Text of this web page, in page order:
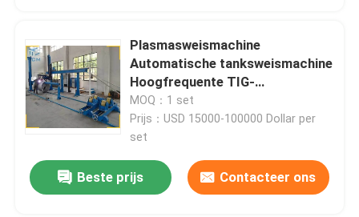
Plasmasweismachine
Automatische tanksweismachine
Hoogfrequente TIG-
sweismachine
MOQ：1 set
Prijs：USD 15000-100000 Dollar per
set
Beste prijs Contacteer ons